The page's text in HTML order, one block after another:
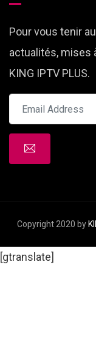
Pour vous tenir
actualités, mises
KING IPTV PLUS.
Copyright 2020 by
[gtranslate]